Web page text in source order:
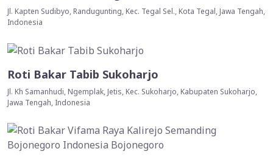
Jl. Kapten Sudibyo, Randugunting, Kec. Tegal Sel., Kota Tegal, Jawa Tengah,
Indonesia
Roti Bakar Tabib Sukoharjo
Jl. Kh Samanhudi, Ngemplak, Jetis, Kec. Sukoharjo, Kabupaten Sukoharjo,
Jawa Tengah, Indonesia